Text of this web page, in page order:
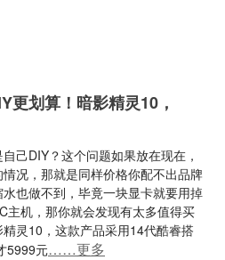
更划算！暗影精灵10，
己DIY？这个问题如果放在现在，
况，那就是同样价格你配不出品牌
也做不到，毕竟一块显卡就要用掉
主机，那你就会发现有太多值得买
灵10，这款产品采用14代酷睿搭
5999元……更多